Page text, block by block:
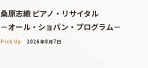
桑原志織 ピアノ・リサイタル
－オール・ショパン・プログラム－
Pick Up 2026年8月7日